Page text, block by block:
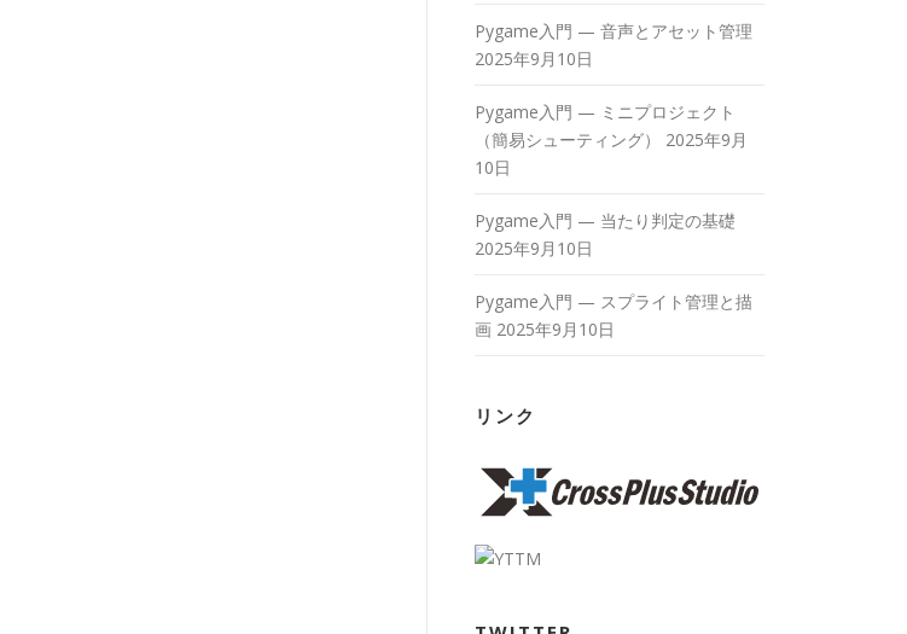
Pygame入門 — 音声とアセット管理
2025年9月10日
Pygame入門 — ミニプロジェクト
（簡易シューティング）
2025年9月
10日
Pygame入門 — 当たり判定の基礎
2025年9月10日
Pygame入門 — スプライト管理と描
画 2025年9月10日
リンク